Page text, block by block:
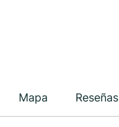
Mapa Reseñas